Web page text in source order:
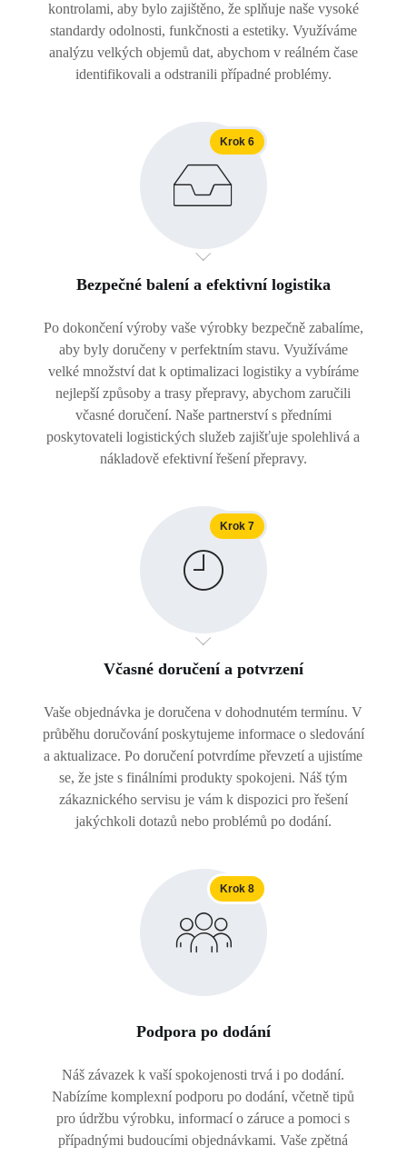
Krok 8
Podpora po dodání
Náš závazek k vaší spokojenosti trvá i po dodání.
Nabízíme komplexní podporu po dodání, včetně tipů
pro údržbu výrobku, informací o záruce a pomoci s
případnými budoucími objednávkami. Vaše zpětná
Krok 7
Včasné doručení a potvrzení
Vaše objednávka je doručena v dohodnutém termínu. V
průběhu doručování poskytujeme informace o sledování
a aktualizace. Po doručení potvrdíme převzetí a ujistíme
se, že jste s finálními produkty spokojeni. Náš tým
zákaznického servisu je vám k dispozici pro řešení
jakýchkoli dotazů nebo problémů po dodání.
Krok 6
Bezpečné balení a efektivní logistika
Po dokončení výroby vaše výrobky bezpečně zabalíme,
aby byly doručeny v perfektním stavu. Využíváme
velké množství dat k optimalizaci logistiky a vybíráme
nejlepší způsoby a trasy přepravy, abychom zaručili
včasné doručení. Naše partnerství s předními
poskytovateli logistických služeb zajišťuje spolehlivá a
nákladově efektivní řešení přepravy.
kontrolami, aby bylo zajištěno, že splňuje naše vysoké
standardy odolnosti, funkčnosti a estetiky. Využíváme
analýzu velkých objemů dat, abychom v reálném čase
identifikovali a odstranili případné problémy.